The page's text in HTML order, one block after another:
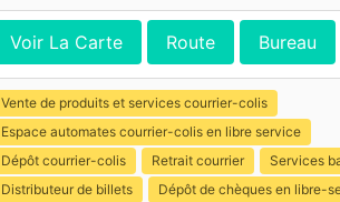
Voir La Carte Route Bureau
Vente de produits et services courrier-colis
Espace automates courrier-colis en libre service
Dépôt courrier-colis
Retrait courrier
Services
Distributeur de billets
Dépôt de chèques en libre-